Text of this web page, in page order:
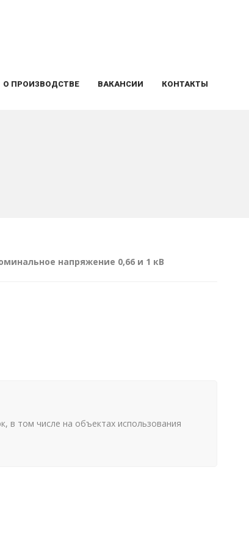
О ПРОИЗВОДСТВЕ ВАКАНСИИ КОНТАКТЫ
напряжение 0,66 и 1 кВ
в том числе на объектах использования